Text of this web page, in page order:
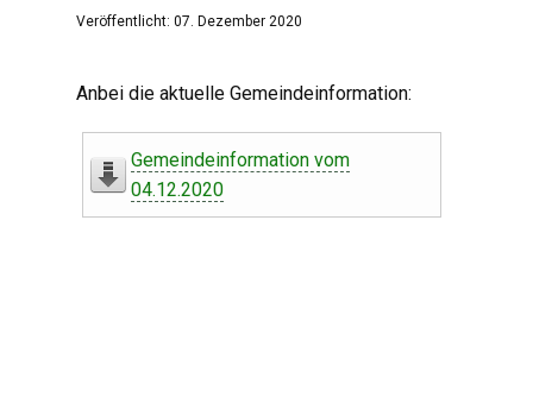
Veröffentlicht: 07. Dezember 2020
Anbei die aktuelle Gemeindeinformation:
Gemeindeinformation vom
04.12.2020